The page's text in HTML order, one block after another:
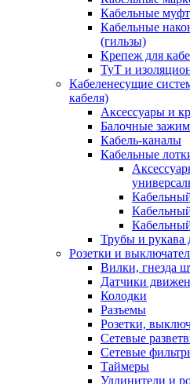
Кабельные
Кабельные
(гильзы)
Крепеж для
ТуТ и
Кабеленесущие
кабеля)
Аксессуары и
Балочные
Кабель-каналы
Кабельные
Трубы и рукава
Розетки и
Вилки, гнезда
Датчики
Колодки
Разъемы
Розетки,
Сетевые
Сетевые
Таймеры
Удлинители и